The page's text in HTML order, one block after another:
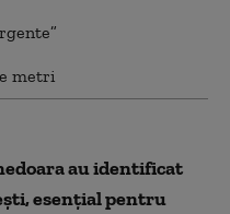
metri
au identificat
esențial pentru